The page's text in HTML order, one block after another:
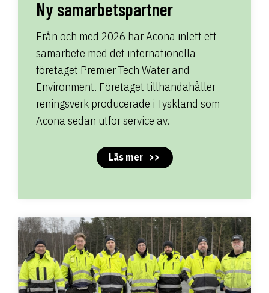
Ny samarbetspartner
Från och med 2026 har Acona inlett ett
samarbete med det internationella
företaget Premier Tech Water and
Environment. Företaget tillhandahåller
reningsverk producerade i Tyskland som
Acona sedan utför service av.
Läs mer